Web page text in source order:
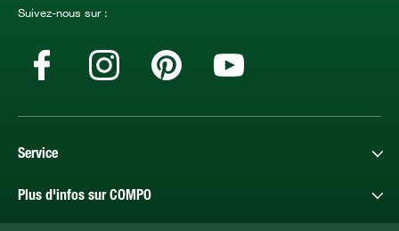
Suivez-nous sur :
Service
Plus d'infos sur COMPO